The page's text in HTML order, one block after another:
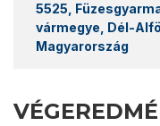
5525,
vármegye, Dél-
Magyarország